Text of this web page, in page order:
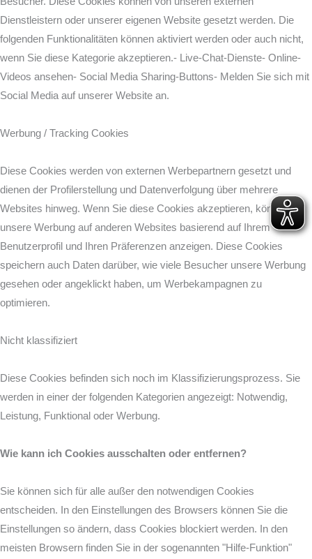
Dienstleistern oder unserer eigenen Website gesetzt werden. Die
folgenden Funktionalitäten können aktiviert werden oder auch nicht,
wenn Sie diese Kategorie akzeptieren.- Live-Chat-Dienste- Online-
Videos ansehen- Social Media Sharing-Buttons- Melden Sie sich mit
Social Media auf unserer Website an.
Werbung / Tracking Cookies
Diese Cookies werden von externen Werbepartnern gesetzt und
dienen der Profilerstellung und Datenverfolgung über mehrere
Websites hinweg. Wenn Sie diese Cookies akzeptieren, können wir
unsere Werbung auf anderen Websites basierend auf Ihrem
Benutzerprofil und Ihren Präferenzen anzeigen. Diese Cookies
speichern auch Daten darüber, wie viele Besucher unsere Werbung
gesehen oder angeklickt haben, um Werbekampagnen zu
optimieren.
Nicht klassifiziert
Diese Cookies befinden sich noch im Klassifizierungsprozess. Sie
werden in einer der folgenden Kategorien angezeigt: Notwendig,
Leistung, Funktional oder Werbung.
Wie kann ich Cookies ausschalten oder entfernen?
Sie können sich für alle außer den notwendigen Cookies
entscheiden. In den Einstellungen des Browsers können Sie die
Einstellungen so ändern, dass Cookies blockiert werden. In den
meisten Browsern finden Sie in der sogenannten "Hilfe-Funktion"